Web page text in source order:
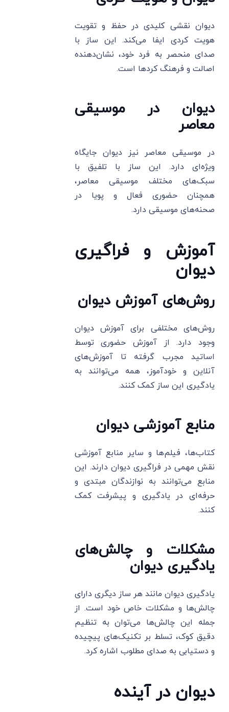
دیوان نقشی کلیدی در حفظ و تقویت
هویت کردی ایفا می‌کند. این ساز با
صدای منحصر به فرد خود، نشان‌دهنده
اصالت و فرهنگ کردها است.
دیوان در موسیقی
معاصر
در موسیقی معاصر نیز دیوان جایگاه
ویژه‌ای دارد. این ساز با تلفیق با
سبک‌های مختلف موسیقی معاصر،
همچنان حضوری فعال و پویا در
صحنه‌های موسیقی دارد.
آموزش و فراگیری
دیوان
روش‌های آموزش دیوان
روش‌های مختلفی برای آموزش دیوان
وجود دارد. از آموزش حضوری توسط
اساتید مجرب گرفته تا آموزش‌های
آنلاین و خودآموز، همه می‌توانند به
یادگیری این ساز کمک کنند.
منابع آموزشی دیوان
کتاب‌ها، فیلم‌ها و سایر منابع آموزشی
نقش مهمی در فراگیری دیوان دارند. این
منابع می‌توانند به نوازندگان مبتدی و
حرفه‌ای در یادگیری و پیشرفت کمک
کنند.
مشکلات و چالش‌های
یادگیری دیوان
یادگیری دیوان مانند هر ساز دیگری دارای
چالش‌ها و مشکلات خاص خود است. از
جمله این چالش‌ها می‌توان به تنظیم
دقیق کوک، تسلط بر تکنیک‌های پیچیده
و دستیابی به صدای مطلوب اشاره کرد.
دیوان در آینده